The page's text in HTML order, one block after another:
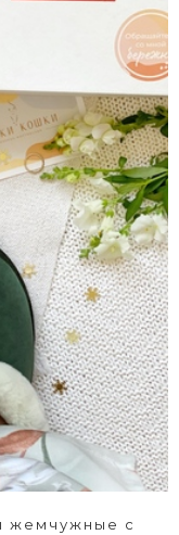
жемчужные с